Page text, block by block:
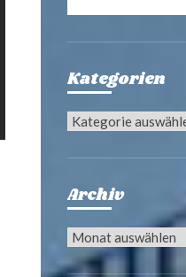
Kategorien
Kategorien
Archiv
Archiv